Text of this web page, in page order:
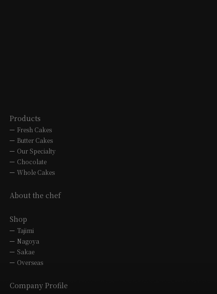
Products
Fresh Cakes
Butter Cakes
Our Specialty
Chocolate
Whole Cakes
About the chef
Shop
Tajimi
Nagoya
Sakae
Overseas
Company Profile